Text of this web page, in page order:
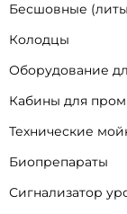
Бесшовные
Колодцы
Оборудование
Кабины для
Технические
Биопрепараты
Сигнализатор